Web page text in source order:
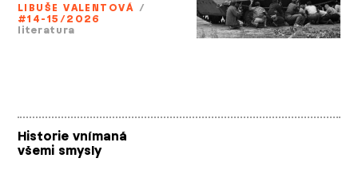
LIBUŠE VALENTOVÁ /
#14-15/2026
literatura
Historie vnímaná
všemi smysly